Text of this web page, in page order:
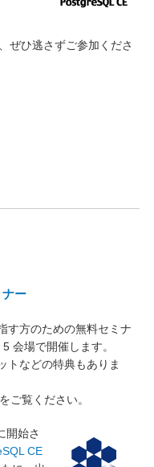
ぜひ逃さずご参加くださ
ー
す方のための無料セミナ
会場で開催します。
トなどの特典もありま
をご覧ください。
開始さ
CE